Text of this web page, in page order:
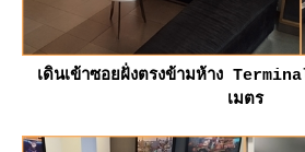
เดินเข้าซอยฝั่งตรงข้ามห้าง
เมตร